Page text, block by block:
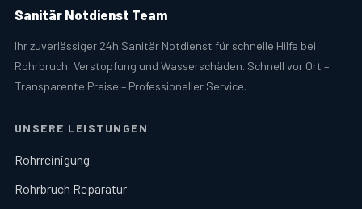
Sanitär Notdienst Team
Ihr zuverlässiger 24h Sanitär Notdienst für schnelle Hilfe bei
Rohrbruch, Verstopfung und Wasserschäden. Schnell vor Ort –
Transparente Preise – Professioneller Service.
UNSERE LEISTUNGEN
Rohrreinigung
Rohrbruch Reparatur